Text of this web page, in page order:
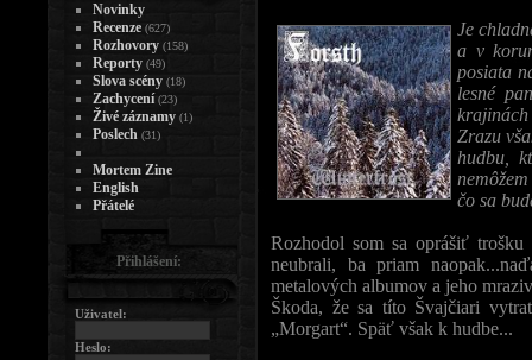
Je
a v
posiata
lesné
krajinách
Zrazu
hudbu,
čo sa
Rozhodol som sa oprášiť
neubrali, ba priam
metalových albumov a jeho
Škoda, že sa títo Švajčiari
„Morgart“. Späť však k hudbe...
Novinky
Recenze (627)
Rozhovory (158)
Reporty (49)
Slova scény (18)
Zachycení (23)
Živé záznamy (1)
Poslech (31)
Mortem Zine
English
Přátelé
Přihlášení:
Uživatel:
Heslo: